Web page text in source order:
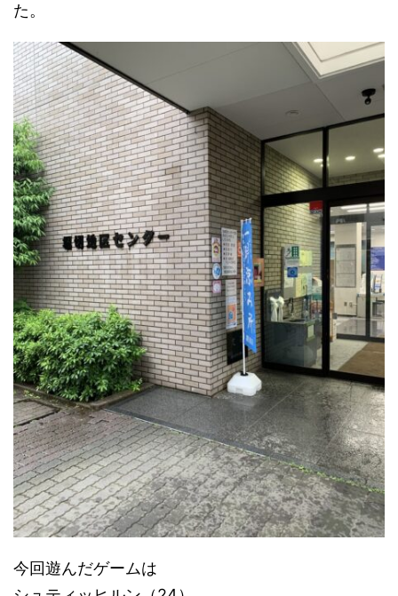
た。
今回遊んだゲームは